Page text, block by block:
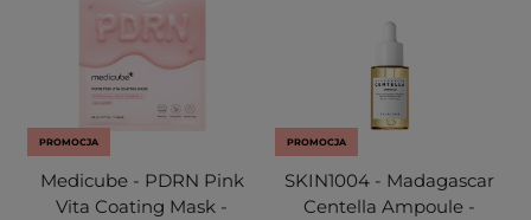
PROMOCJA
Medicube - PDRN Pink
Vita Coating Mask -
PROMOCJA
SKIN1004 - Madagascar
Centella Ampoule -